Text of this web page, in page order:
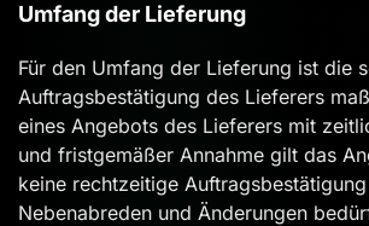
Umfang der Lieferung
Für den Umfang der Lieferung ist die
Auftragsbestätigung des Lieferers
eines Angebots des Lieferers mit
und fristgemäßer Annahme gilt das
keine rechtzeitige
Nebenabreden und Änderungen